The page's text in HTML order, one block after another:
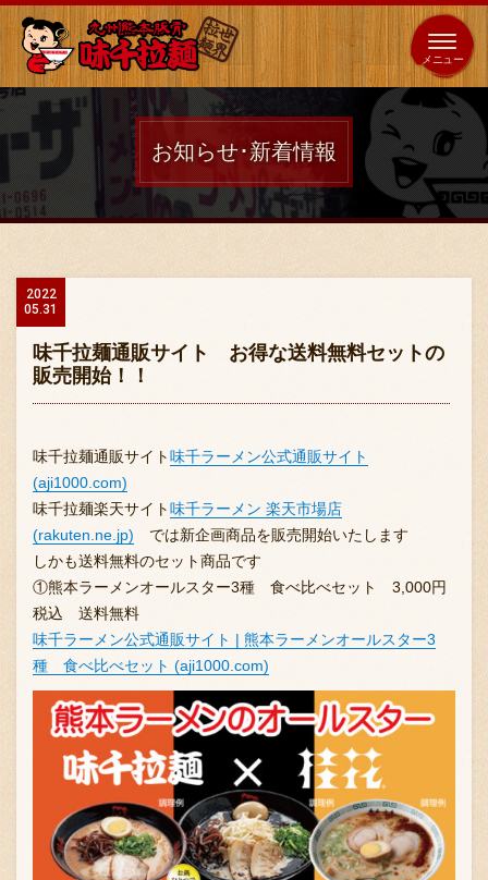
全国
展開 海外 653 店 64 店
ホーム
店舗案内
お問い合わせ
ブランド一覧
FC加盟店募集
会社案内
お知らせ･新着情報
2022
05.31
味千拉麺通販サイト お得な送料無料セットの
販売開始！！
味千拉麺通販サイト味千ラーメン公式通販サイト
(aji1000.com)
味千拉麺楽天サイト味千ラーメン 楽天市場店
(rakuten.ne.jp) では新企画商品を販売開始いたします
しかも送料無料のセット商品です
①熊本ラーメンオールスター3種 食べ比べセット 3,000円
税込 送料無料
味千ラーメン公式通販サイト | 熊本ラーメンオールスター3
種 食べ比べセット (aji1000.com)